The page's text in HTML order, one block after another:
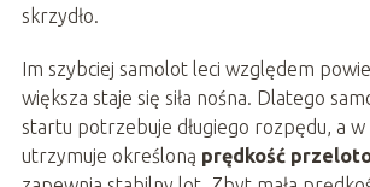
skrzydło.
Im szybciej samolot leci względem
większa staje się siła nośna. Dlatego
startu potrzebuje długiego rozpędu, a
utrzymuje określoną prędkość